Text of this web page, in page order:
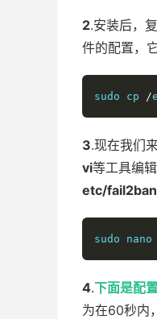
2.安装后，
件的配置，
sudo cp /
3.现在我们
vi等工具编辑
etc/
sudo nano
4.下面是配
为在60秒内